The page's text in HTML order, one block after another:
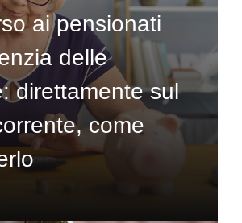
ai pensionati
delle
direttamente sul
come